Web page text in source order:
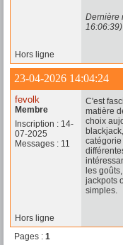
Dernière
16:06:39)
Hors ligne
23-04-2026 14:04:24
fevolk
Membre
Inscription : 14-
07-2025
Messages : 11
C'est
matière
choix
les
jackpots
simples.
Hors ligne
Pages : 1